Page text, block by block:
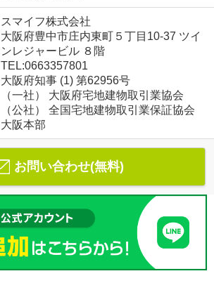
スマイフ株式会社
大阪府豊中市庄内東町５丁目10-37 ツイ
ンレジャービル ８階
TEL:0663357801
大阪府知事 (1) 第62956号
（一社） 大阪府宅地建物取引業協会
（公社） 全国宅地建物取引業保証協会
大阪本部
お問い合わせ(無料)